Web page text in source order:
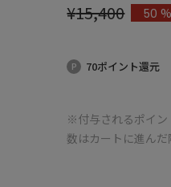
¥15,400 50
70ポイント還元
※付与されるポイン
数はカートに進ん